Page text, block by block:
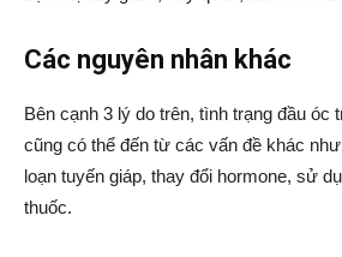
Các nguyên nhân khác
Bên cạnh 3 lý do trên, tình trạng đầu óc
cũng có thể đến từ các vấn đề khác
loạn tuyến giáp, thay đổi hormone, sử
thuốc.